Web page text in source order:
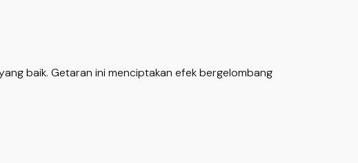
baik. Getaran ini menciptakan efek bergelombang